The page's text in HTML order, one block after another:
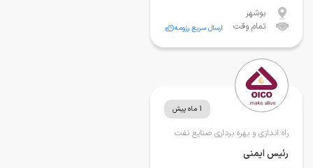
بوشهر
تمام وقت
ارسال سریع رزومه
1 ماه پیش
راه اندازی و بهره برداری صنایع نفت
رئیس ایمنی